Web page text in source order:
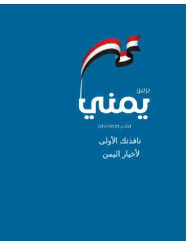
نافذتك الأولى
لأخبار اليمن